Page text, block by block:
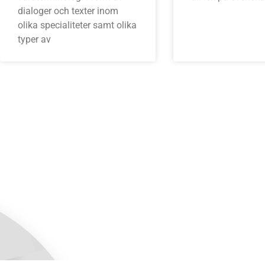
dialoger och texter inom
olika specialiteter samt olika
typer av